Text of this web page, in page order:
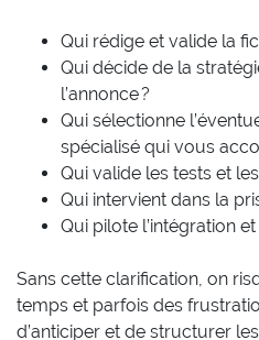
Qui rédige et valide la
Qui décide de la
l’annonce ?
Qui sélectionne
spécialisé qui vous
Qui valide les tests et
Qui intervient dans la
Qui pilote l’intégration
Sans cette clarification, on
temps et parfois des
d’anticiper et de structurer